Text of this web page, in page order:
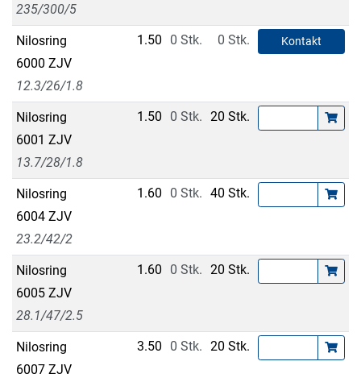
235/300/5
Nilosring
6000 ZJV
12.3/26/1.8
1.50 0 Stk. 0 Stk. Kontakt
Nilosring
6001 ZJV
13.7/28/1.8
1.50 0 Stk. 20 Stk.
Nilosring
6004 ZJV
23.2/42/2
1.60 0 Stk. 40 Stk.
Nilosring
6005 ZJV
28.1/47/2.5
1.60 0 Stk. 20 Stk.
Nilosring
6007 ZJV
3.50 0 Stk. 20 Stk.